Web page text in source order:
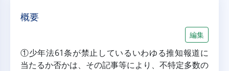
概要
編集
①少年法61条が禁止しているいわゆる推知報道に
当たるか否かは、その記事等により、不特定多数の